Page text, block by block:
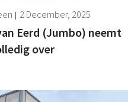
2 December, 2025
Eerd (Jumbo) neemt
over